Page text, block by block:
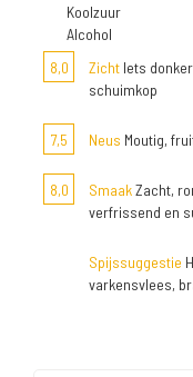
Koolzuur
Alcohol
8,0
Zicht Iets
schuimkop
7,5 Neus Moutig,
8,0 SmaakZacht,
verfrissend en
Spijssuggestie
varkensvlees,